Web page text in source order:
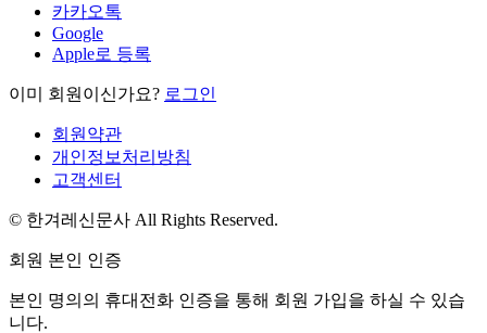
카카오톡
Google
Apple로 등록
이미 회원이신가요? 로그인
회원약관
개인정보처리방침
고객센터
© 한겨레신문사 All Rights Reserved.
회원 본인 인증
본인 명의의 휴대전화 인증을 통해 회원 가입을 하실 수 있습
니다.